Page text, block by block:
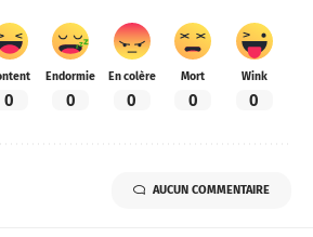
0
Endormie
0
En colère
0
Mort
0
Wink
0
AUCUN COMMENTAIRE